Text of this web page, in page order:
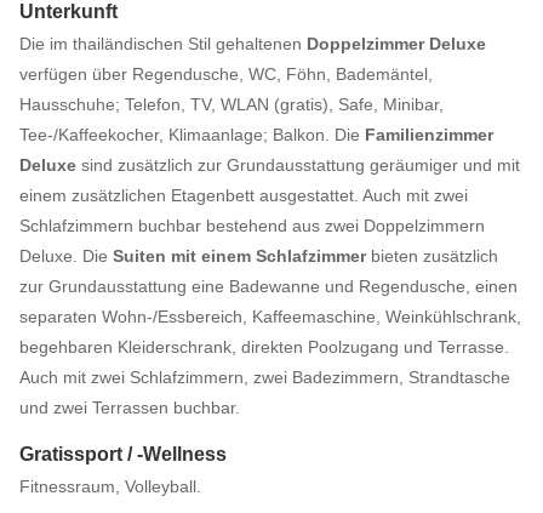
Unterkunft
Die im thailändischen Stil gehaltenen Doppelzimmer Deluxe
verfügen über Regendusche, WC, Föhn, Bademäntel,
Hausschuhe; Telefon, TV, WLAN (gratis), Safe, Minibar,
Tee-/Kaffeekocher, Klimaanlage; Balkon. Die Familienzimmer
Deluxe sind zusätzlich zur Grundausstattung geräumiger und mit
einem zusätzlichen Etagenbett ausgestattet. Auch mit zwei
Schlafzimmern buchbar bestehend aus zwei Doppelzimmern
Deluxe. Die Suiten mit einem Schlafzimmer bieten zusätzlich
zur Grundausstattung eine Badewanne und Regendusche, einen
separaten Wohn-/Essbereich, Kaffeemaschine, Weinkühlschrank,
begehbaren Kleiderschrank, direkten Poolzugang und Terrasse.
Auch mit zwei Schlafzimmern, zwei Badezimmern, Strandtasche
und zwei Terrassen buchbar.
Gratissport / -Wellness
Fitnessraum, Volleyball.